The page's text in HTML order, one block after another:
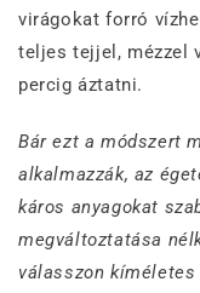
virágokat forró
teljes tejjel, mézzel
percig áztatni.
Bár ezt a módszert
alkalmazzák, az
káros anyagokat
megváltoztatása
válasszon